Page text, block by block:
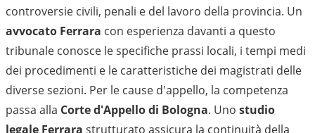
controversie civili, penali e del lavoro della provincia. Un
avvocato Ferrara con esperienza davanti a questo
tribunale conosce le specifiche prassi locali, i tempi medi
dei procedimenti e le caratteristiche dei magistrati delle
diverse sezioni. Per le cause d'appello, la competenza
passa alla Corte d'Appello di Bologna. Uno studio
legale Ferrara strutturato assicura la continuità della